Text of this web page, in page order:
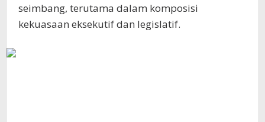
seimbang, terutama dalam komposisi
kekuasaan eksekutif dan legislatif.